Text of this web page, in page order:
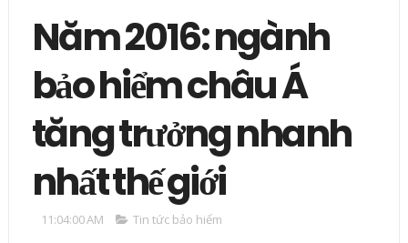
Năm 2016: ngành
bảo hiểm châu Á
tăng trưởng nhanh
nhất thế giới
11:04:00 AM Tin tức bảo hiểm